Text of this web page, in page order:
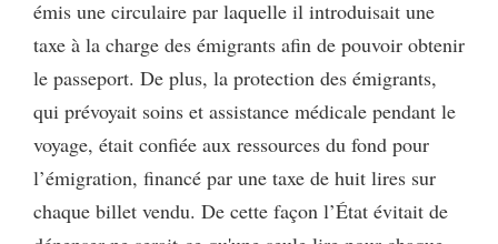
émis une circulaire par laquelle il introduisait une
taxe à la charge des émigrants afin de pouvoir obtenir
le passeport. De plus, la protection des émigrants,
qui prévoyait soins et assistance médicale pendant le
voyage, était confiée aux ressources du fond pour
l’émigration, financé par une taxe de huit lires sur
chaque billet vendu. De cette façon l’État évitait de